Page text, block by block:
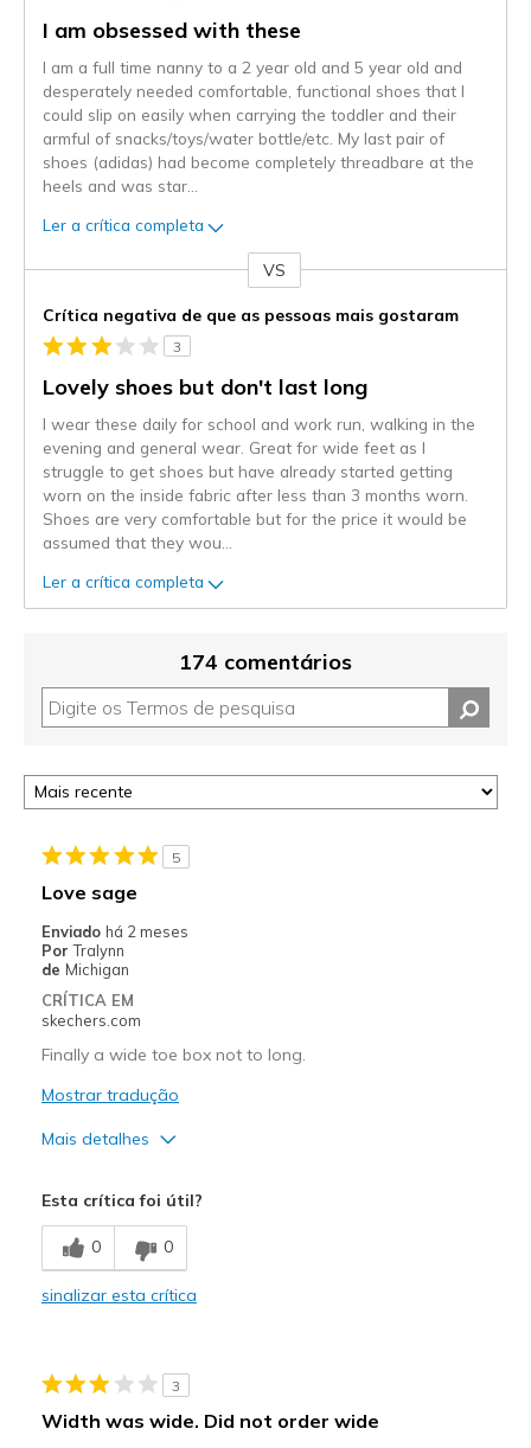
I am obsessed with these
I am a full time nanny to a 2 year old and 5 year old and
desperately needed comfortable, functional shoes that I
could slip on easily when carrying the toddler and their
armful of snacks/toys/water bottle/etc. My last pair of
shoes (adidas) had become completely threadbare at the
heels and was star
Ler a crítica completa
VS
Crítica negativa de que as pessoas mais gostaram
3
Lovely shoes but don't last long
I wear these daily for school and work run, walking in the
evening and general wear. Great for wide feet as I
struggle to get shoes but have already started getting
worn on the inside fabric after less than 3 months worn.
Shoes are very comfortable but for the price it would be
assumed that they wou
Ler a crítica completa
174 comentários
5
Love sage
Enviado há 2 meses
Por Tralynn
de Michigan
CRÍTICA EM
skechers.com
Finally a wide toe box not to long.
Mostrar tradução
Mais detalhes
Breathe Well
Comfortable
Sizing
Esta crítica foi útil?
0 0
sinalizar esta crítica
3
Width was wide. Did not order wide